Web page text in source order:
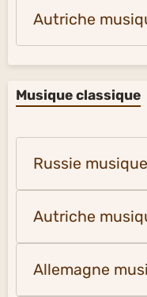
Autriche
Musique classique
Russie musique
Autriche
Allemagne